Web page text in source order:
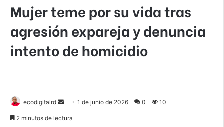
Mujer teme por su vida tras
agresión expareja y denuncia
intento de homicidio
ecodigitalrd
Send1 de junio de 2026 0 10
2 minutos de lectura